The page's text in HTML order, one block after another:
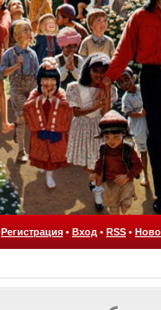
Регистрация • Вход • RSS •